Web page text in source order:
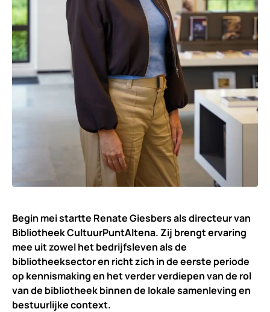
Begin mei startte Renate Giesbers als directeur van
Bibliotheek CultuurPuntAltena. Zij brengt ervaring
mee uit zowel het bedrijfsleven als de
bibliotheeksector en richt zich in de eerste periode
op kennismaking en het verder verdiepen van de rol
van de bibliotheek binnen de lokale samenleving en
bestuurlijke context.